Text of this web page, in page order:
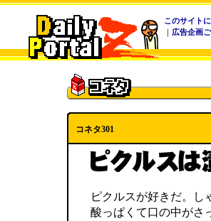
このサイト
｜ 広告企画
コネタ301
ピクルスが好きだ。し
酸っぱくて口の中がさ